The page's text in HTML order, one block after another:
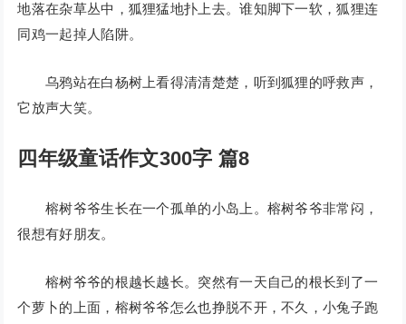
地落在杂草丛中，狐狸猛地扑上去。谁知脚下一软，狐狸连
同鸡一起掉人陷阱。
乌鸦站在白杨树上看得清清楚楚，听到狐狸的呼救声，
它放声大笑。
四年级童话作文300字 篇8
榕树爷爷生长在一个孤单的小岛上。榕树爷爷非常闷，
很想有好朋友。
榕树爷爷的根越长越长。突然有一天自己的根长到了一
个萝卜的上面，榕树爷爷怎么也挣脱不开，不久，小兔子跑